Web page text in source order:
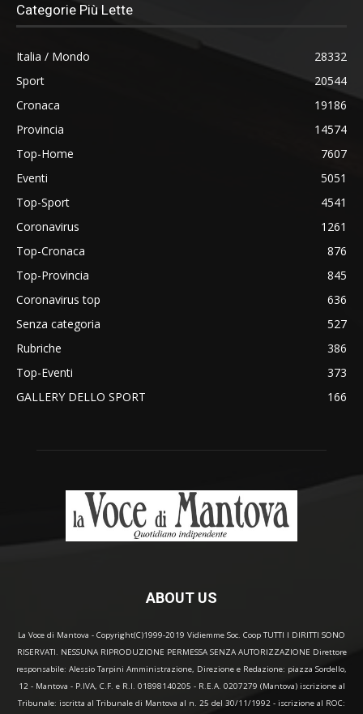
Categorie Più Lette
Italia / Mondo
28332
Sport
20544
Cronaca
19186
Provincia
14574
Top-Home
7607
Eventi
5051
Top-Sport
4541
Coronavirus
1261
Top-Cronaca
876
Top-Provincia
845
Coronavirus top
636
Senza categoria
527
Rubriche
386
Top-Eventi
373
GALLERY DELLO SPORT
166
ABOUT US
La Voce di Mantova - Copyright(C)1999-2019 Vidiemme Soc. Coop TUTTI I DIRITTI SONO
RISERVATI. NESSUNA RIPRODUZIONE PERMESSA SENZA AUTORIZZAZIONE Direttore
responsabile: Alessio Tarpini Amministrazione, Direzione e Redazione: piazza Sordello,
12 - Mantova - P.IVA, C.F. e R.I. 01898140205 - R.E.A. 0207279 (Mantova) iscrizione al
Tribunale: iscritta al Tribunale di Mantova al n. 25 del 30/11/1992 - iscrizione al ROC: